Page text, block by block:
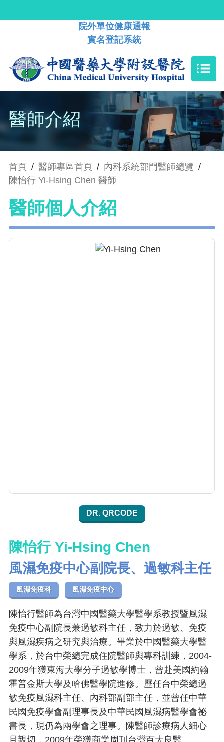
院外單位健康通報
實名登記系統
醫師介紹
首頁 / 醫師專區首頁 / 內科系統部門醫師總覽 /
陳怡行 Yi-Hsing Chen 醫師
醫師個人介紹
DR. QRCODE
陳怡行 Yi-Hsing Chen
風濕免疫中心副院長、過敏科主任
風濕免疫科 風濕免疫中心
陳怡行醫師為台灣中國醫藥大學醫學系教授暨風濕
免疫中心副院長兼過敏科主任，致力於過敏、免疫
與風濕疾病之研究與治療。畢業於中國醫藥大學醫
學系，於台中榮總完成住院醫師與專科訓練，2004-
2009年獲東海大學分子過敏學博士，曾赴美國約翰
霍普金斯大學及哈佛醫學院進修。歷任台中榮總過
敏免疫風濕科主任、內科部副部主任，並曾任中華
民國免疫學會副理事長及中華民國風濕病醫學會祕
書長，現仍為兩學會之理事。陳醫師診療病人細心
且親切，2009年榮獲商業周刊台灣百大良醫。